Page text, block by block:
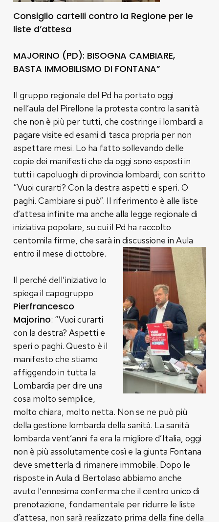
Consiglio cartelli contro la Regione per le
liste d’attesa
MAJORINO (PD): BISOGNA CAMBIARE,
BASTA IMMOBILISMO DI FONTANA”
Il gruppo regionale del Pd ha portato oggi
nell’aula del Pirellone la protesta contro la sanità
che non è più per tutti, che costringe i lombardi a
pagare visite ed esami di tasca propria per non
aspettare mesi. Lo ha fatto sollevando delle
copie dei manifesti che da oggi sono esposti in
tutti i capoluoghi di provincia lombardi, con scritto
“Vuoi curarti? Con la destra aspetti e speri. O
paghi. Cambiare si può”. Il riferimento è alle liste
d’attesa infinite ma anche alla legge regionale di
iniziativa popolare, su cui il Pd ha raccolto
centomila firme, che sarà in discussione in Aula
entro il mese di ottobre.
Il perché dell’iniziativo lo
spiega il capogruppo
Pierfrancesco
Majorino: “Vuoi curarti
con la destra? Aspetti e
speri o paghi. Questo è il
manifesto che stiamo
affiggendo in tutta la
Lombardia per dire una
cosa molto semplice,
molto chiara, molto netta. Non se ne può più
della gestione lombarda della sanità. La sanità
lombarda vent’anni fa era la migliore d’Italia, oggi
non è più assolutamente così e la giunta Fontana
deve smetterla di rimanere immobile. Dopo le
risposte in Aula di Bertolaso abbiamo anche
avuto l’ennesima conferma che il centro unico di
prenotazione, fondamentale per ridurre le liste
d’attesa, non sarà realizzato prima della fine della